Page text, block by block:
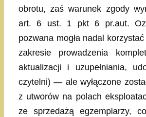
obrotu, zaś warunek zgody
art. 6 ust. 1 pkt 6 pr.aut.
pozwana mogła nadal
zakresie prowadzenia
aktualizacji i uzupełniania,
czytelni) — ale wyłączone
z utworów na polach
ze sprzedażą egzemplarzy,